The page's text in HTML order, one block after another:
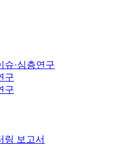
슈·심층연구
구
구
링 보고서